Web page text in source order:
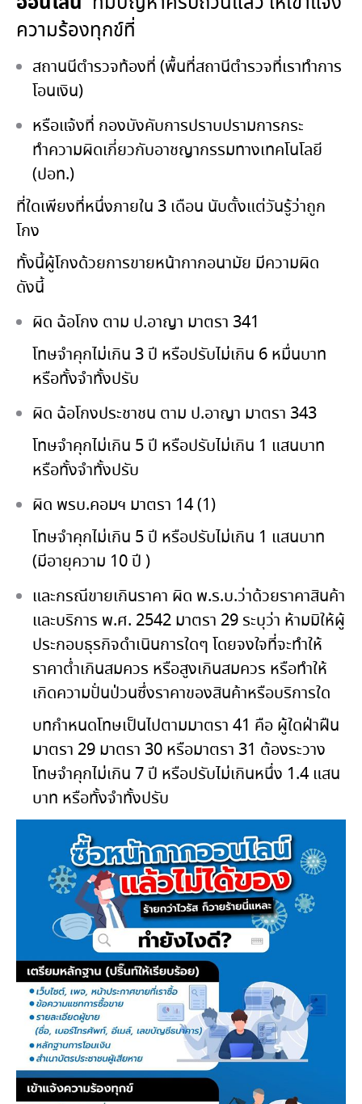
ความร้องทุกข์ที่
สถานนีตำรวจท้องที่ (พื้นที่สถานีตำรวจที่เราทำการ
โอนเงิน)
หรือแจ้งที่ กองบังคับการปราบปรามการกระ
ทำความผิดเกี่ยวกับอาชญากรรมทางเทคโนโลยี
(ปอท.)
ที่ใดเพียงที่หนึ่งภายใน 3 เดือน นับตั้งแต่วันรู้ว่าถูก
โกง
ทั้งนี้ผู้โกงด้วยการขายหน้ากากอนามัย มีความผิด
ดังนี้
ผิด ฉ้อโกง ตาม ป.อาญา มาตรา 341
โทษจำคุกไม่เกิน 3 ปี หรือปรับไม่เกิน 6 หมื่นบาท
หรือทั้งจำทั้งปรับ
ผิด ฉ้อโกงประชาชน ตาม ป.อาญา มาตรา 343
โทษจำคุกไม่เกิน 5 ปี หรือปรับไม่เกิน 1 แสนบาท
หรือทั้งจำทั้งปรับ
ผิด พรบ.คอมฯ มาตรา 14 (1)
โทษจำคุกไม่เกิน 5 ปี หรือปรับไม่เกิน 1 แสนบาท
(มีอายุความ 10 ปี )
และกรณีขายเกินราคา ผิด พ.ร.บ.ว่าด้วยราคาสินค้า
และบริการ พ.ศ. 2542 มาตรา 29 ระบุว่า ห้ามมิให้ผู้
ประกอบธุรกิจดําเนินการใดๆ โดยจงใจที่จะทําให้
ราคาต่ำเกินสมควร หรือสูงเกินสมควร หรือทําให้
เกิดความปั่นป่วนซึ่งราคาของสินค้าหรือบริการใด
บทกำหนดโทษเป็นไปตามมาตรา 41 คือ ผู้ใดฝ่าฝืน
มาตรา 29 มาตรา 30 หรือมาตรา 31 ต้องระวาง
โทษจำคุกไม่เกิน 7 ปี หรือปรับไม่เกินหนึ่ง 1.4 แสน
บาท หรือทั้งจำทั้งปรับ